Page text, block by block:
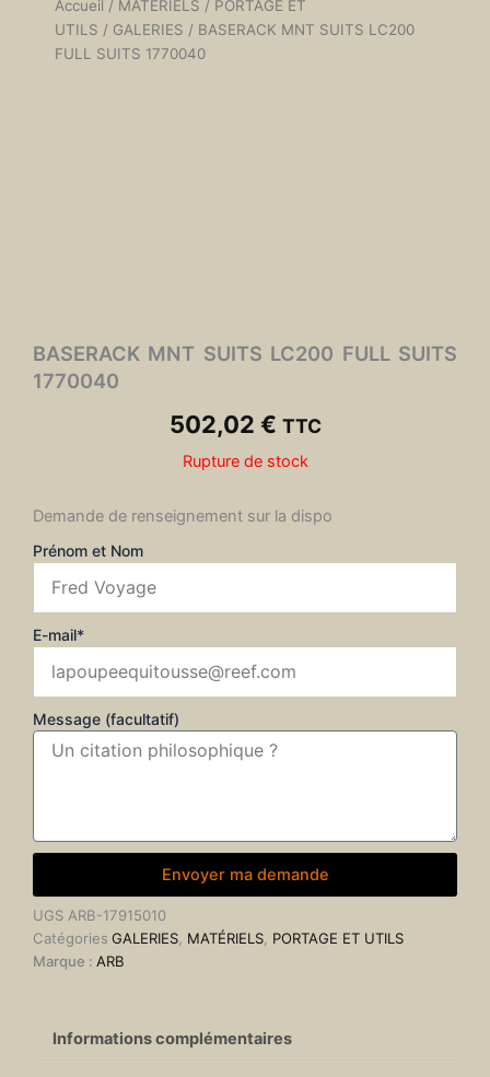
Accueil / MATÉRIELS / PORTAGE ET
UTILS / GALERIES / BASERACK MNT SUITS LC200
FULL SUITS 1770040
BASERACK MNT SUITS LC200 FULL SUITS
1770040
502,02 € TTC
Rupture de stock
Demande de renseignement sur la dispo
Prénom et Nom
E-mail*
Message (facultatif)
Envoyer ma demande
UGS ARB-17915010
Catégories GALERIES, MATÉRIELS, PORTAGE ET UTILS
Marque : ARB
Informations complémentaires